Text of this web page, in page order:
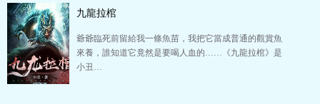
九龍拉棺
爺爺臨死前留給我一條魚苗，我把它當成普通的觀賞魚
來養，誰知道它竟然是要喝人血的……《九龍拉棺》是
小丑…